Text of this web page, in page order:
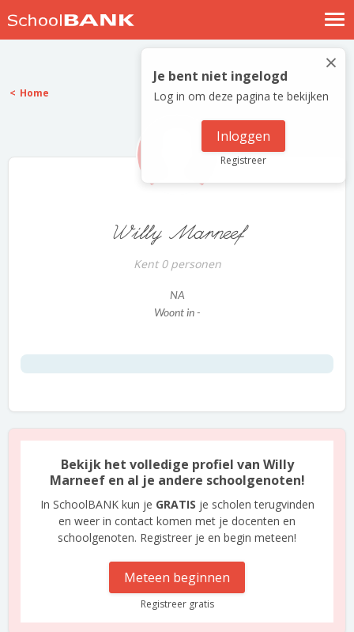
Nostalgische verhalen
Log in
Meld je gratis aan
×
Je bent niet ingelogd
Log in om deze pagina te bekijken
Inloggen
Registreer
Home
Willy Marneef
Kent 0 personen
NA
Woont in -
Bekijk het volledige profiel van Willy
Marneef en al je andere schoolgenoten!
In SchoolBANK kun je GRATIS je scholen terugvinden
en weer in contact komen met je docenten en
schoolgenoten. Registreer je en begin meteen!
Meteen beginnen
Registreer gratis